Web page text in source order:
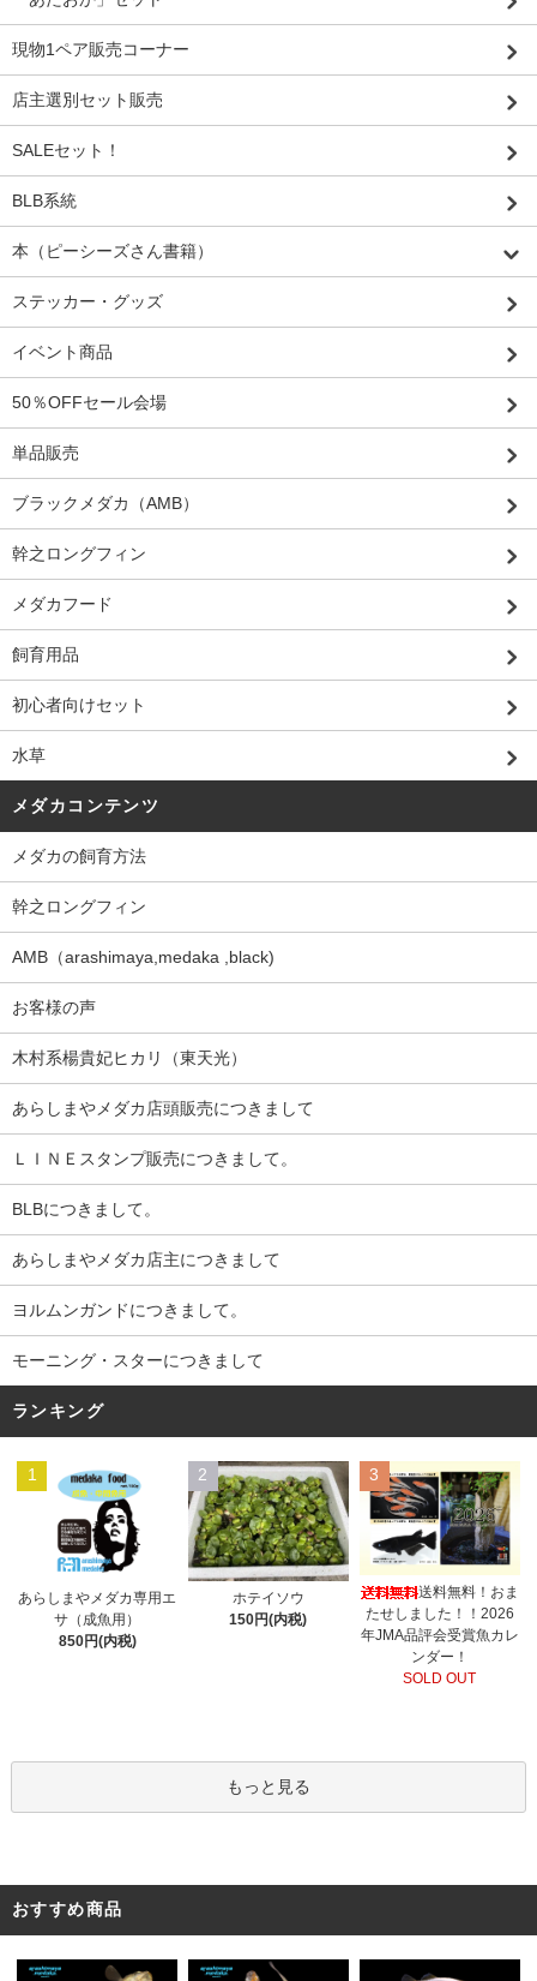
現物1ペア販売コーナー
店主選別セット販売
SALEセット！
BLB系統
本（ピーシーズさん書籍）
ステッカー・グッズ
イベント商品
50％OFFセール会場
単品販売
ブラックメダカ（AMB）
幹之ロングフィン
メダカフード
飼育用品
初心者向けセット
水草
メダカコンテンツ
メダカの飼育方法
幹之ロングフィン
AMB（arashimaya,medaka ,black)
お客様の声
木村系楊貴妃ヒカリ（東天光）
あらしまやメダカ店頭販売につきまして
ＬＩＮＥスタンプ販売につきまして。
BLBにつきまして。
あらしまやメダカ店主につきまして
ヨルムンガンドにつきまして。
モーニング・スターにつきまして
ランキング
1
あらしまやメダカ専用エ
サ（成魚用）
850円(内税)
2
ホテイソウ
150円(内税)
3
送料無料！おま
たせしました！！2026
年JMA品評会受賞魚カレ
ンダー！
SOLD OUT
もっと見る
おすすめ商品